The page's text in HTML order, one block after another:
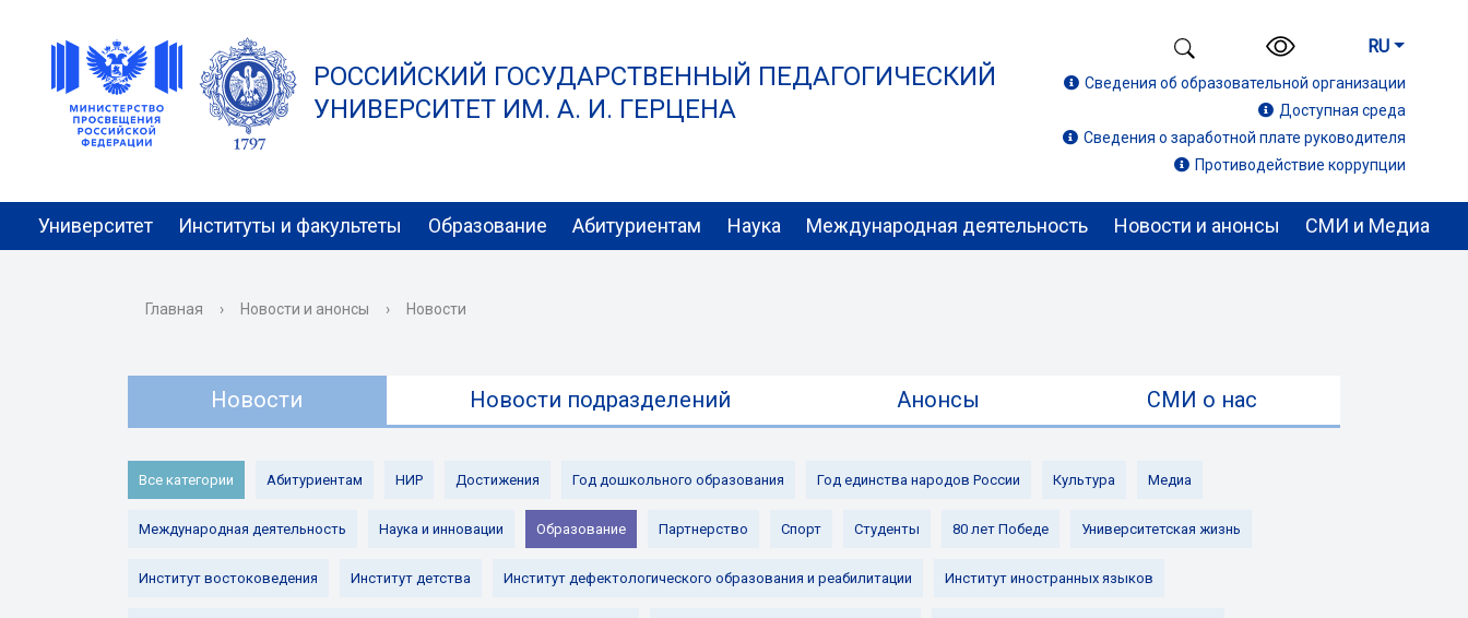
РОССИЙСКИЙ ГОСУДАРСТВЕННЫЙ ПЕДАГОГИЧЕСКИЙ
УНИВЕРСИТЕТ ИМ. А. И. ГЕРЦЕНА
RU
Сведения об образовательной организации
Доступная среда
Сведения о заработной плате руководителя
Противодействие коррупции
Университет Институты и факультеты Образование Абитуриентам Наука Международная деятельность Новости и анонсы СМИ и Медиа
Главная › Новости и анонсы › Новости
Новости Новости подразделений Анонсы СМИ о нас
Все категории Абитуриентам НИР Достижения Год дошкольного образования Год единства народов России Культура Медиа
Международная деятельность Наука и инновации Образование Партнерство Спорт Студенты 80 лет Победе Университетская жизнь
Институт востоковедения Институт детства Институт дефектологического образования и реабилитации Институт иностранных языков